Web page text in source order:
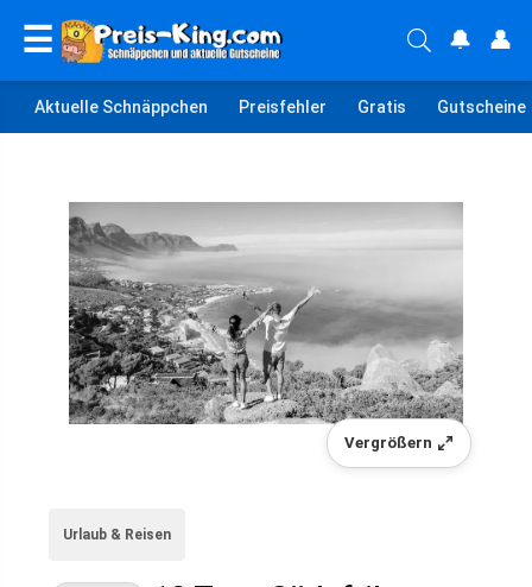
☰ 🔔 👤
Aktuelle Schnäppchen Preisfehler Gratis Gutscheine
Vergrößern
Urlaub & Reisen